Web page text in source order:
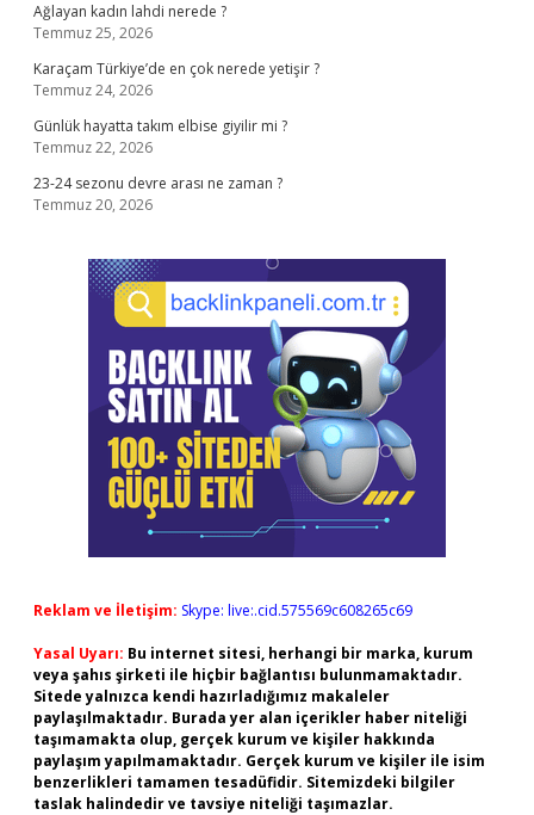
Ağlayan kadın lahdi nerede ?
Temmuz 25, 2026
Karaçam Türkiye’de en çok nerede yetişir ?
Temmuz 24, 2026
Günlük hayatta takım elbise giyilir mi ?
Temmuz 22, 2026
23-24 sezonu devre arası ne zaman ?
Temmuz 20, 2026
Reklam ve İletişim: Skype: live:.cid.575569c608265c69
Yasal Uyarı: Bu internet sitesi, herhangi bir marka, kurum
veya şahıs şirketi ile hiçbir bağlantısı bulunmamaktadır.
Sitede yalnızca kendi hazırladığımız makaleler
paylaşılmaktadır. Burada yer alan içerikler haber niteliği
taşımamakta olup, gerçek kurum ve kişiler hakkında
paylaşım yapılmamaktadır. Gerçek kurum ve kişiler ile isim
benzerlikleri tamamen tesadüfidir. Sitemizdeki bilgiler
taslak halindedir ve tavsiye niteliği taşımazlar.